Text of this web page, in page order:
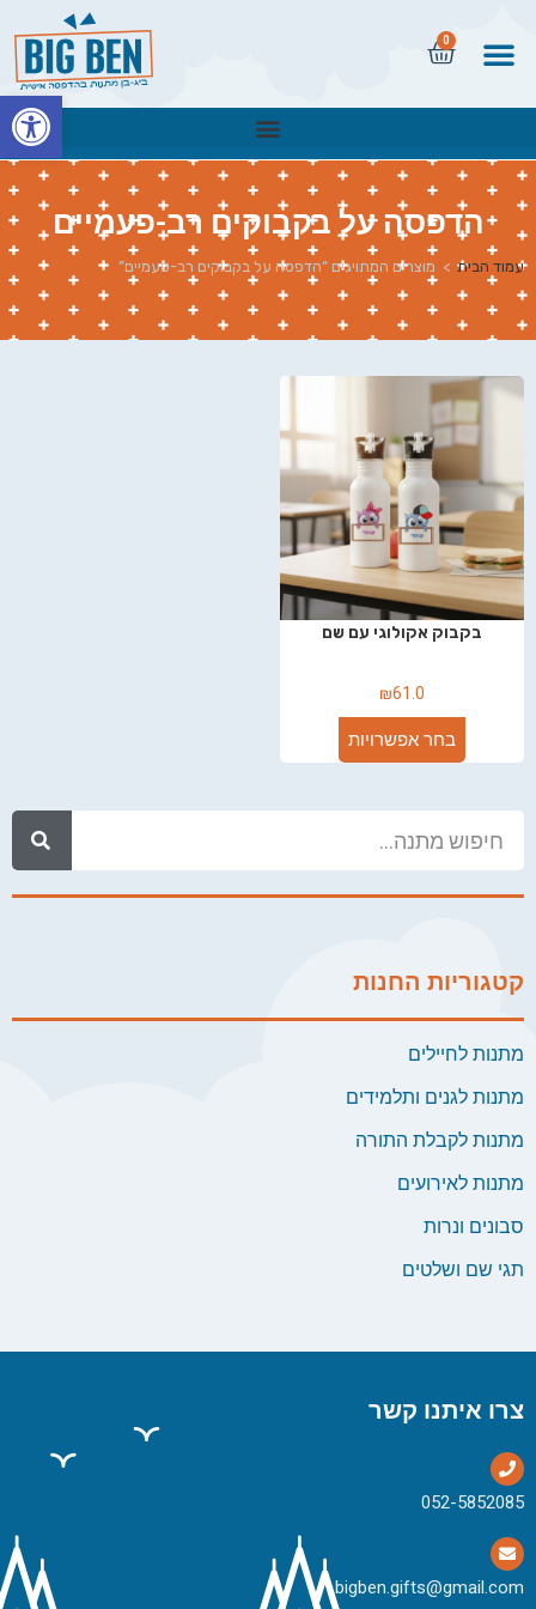
0
הדפסה על בקבוקים רב-פעמיים
עמוד הבית > מוצרים המתויגים “הדפסה על בקבוקים רב-פעמיים”
קטגוריות החנות
מתנות לחיילים
מתנות לגנים ותלמידים
מתנות לקבלת התורה
מתנות לאירועים
סבונים ונרות
תגי שם ושלטים
בקבוק אקולוגי עם שם
₪61.0
בחר אפשרויות
צרו איתנו קשר
bigben.gifts@gmail.com